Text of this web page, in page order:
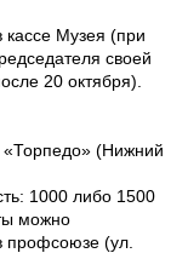
Музея (при
своей
20 октября).
«Торпедо» (Нижний
1000 либо 1500
можно
профсоюзе (ул.